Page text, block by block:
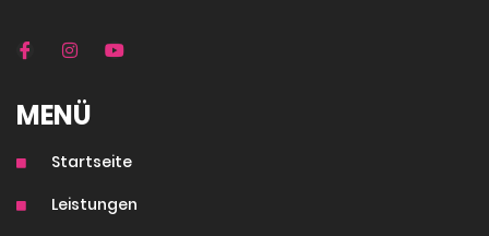
MENÜ
Startseite
Leistungen